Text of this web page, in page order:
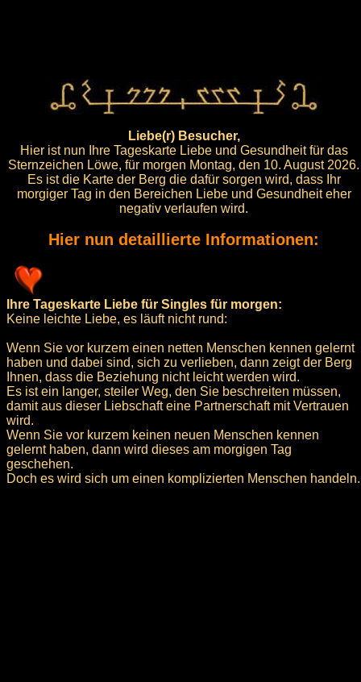
Liebe(r) Besucher,
Hier ist nun Ihre Tageskarte Liebe und Gesundheit für das
Sternzeichen Löwe, für morgen Montag, den 10. August 2026.
Es ist die Karte der Berg die dafür sorgen wird, dass Ihr
morgiger Tag in den Bereichen Liebe und Gesundheit eher
negativ verlaufen wird.
Hier nun detaillierte Informationen:
Ihre Tageskarte Liebe für Singles für morgen:
Keine leichte Liebe, es läuft nicht rund:
Wenn Sie vor kurzem einen netten Menschen kennen gelernt
haben und dabei sind, sich zu verlieben, dann zeigt der Berg
Ihnen, dass die Beziehung nicht leicht werden wird.
Es ist ein langer, steiler Weg, den Sie beschreiten müssen,
damit aus dieser Liebschaft eine Partnerschaft mit Vertrauen
wird.
Wenn Sie vor kurzem keinen neuen Menschen kennen
gelernt haben, dann wird dieses am morgigen Tag
geschehen.
Doch es wird sich um einen komplizierten Menschen handeln.